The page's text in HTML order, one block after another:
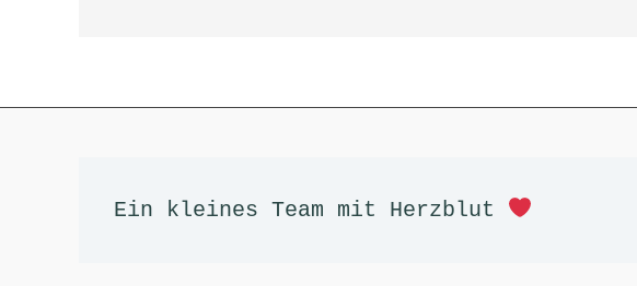
Ein kleines Team mit Herzblut